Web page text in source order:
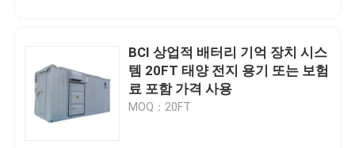
BCI 상업적 배터리 기억 장치 시스
템 20FT 태양 전지 용기 또는 보험
료 포함 가격 사용
MOQ：20FT